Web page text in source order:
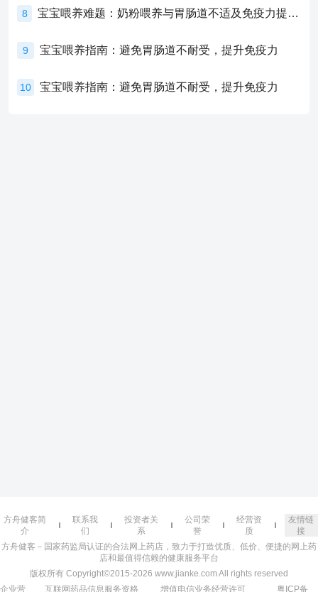
8 宝宝喂养难题：奶粉喂养与胃肠道不适及免疫力提升的奥秘
9 宝宝喂养指南：避免胃肠道不耐受，提升免疫力
10 宝宝喂养指南：避免胃肠道不耐受，提升免疫力
方舟健客简
介
联系我
们
投资者关
系
公司荣
誉
经营资
质
友情链
接
方舟健客－国家药监局认证的合法网上药店，致力于打造优质、低价、便捷的网上药
店和最值得信赖的健康服务平台
版权所有 Copyright©2015-2026 www.jianke.com All rights reserved
企业营
互联网药品信息服务资格 增值电信业务经营许可 粤ICP备